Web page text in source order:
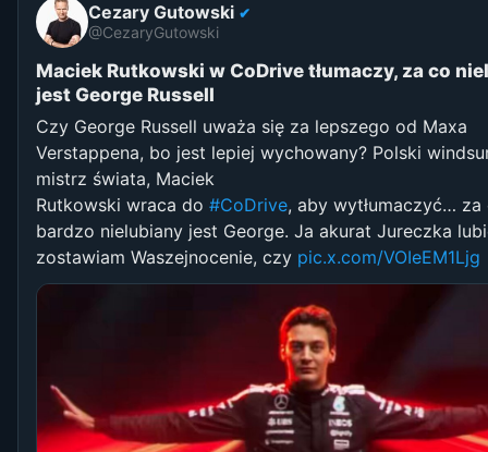
Cezary Gutowski ✔
@CezaryGutowski
Maciek Rutkowski w CoDrive tłumaczy, za co
jest George Russell
Czy George Russell uważa się za lepszego od Maxa
Verstappena, bo jest lepiej wychowany? Polski
mistrz świata, Maciek
Rutkowski wraca do #CoDrive, aby wytłumaczyć…
bardzo nielubiany jest George. Ja akurat Jureczka
zostawiam Waszejnocenie, czy pic.x.com/VOIeEM1Ljg